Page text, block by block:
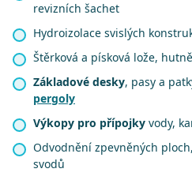
revizních šachet
Hydroizolace svislých
Štěrková a písková lože,
Základové desky, pasy a
pergoly
Výkopy pro přípojky vody,
Odvodnění zpevněných
svodů